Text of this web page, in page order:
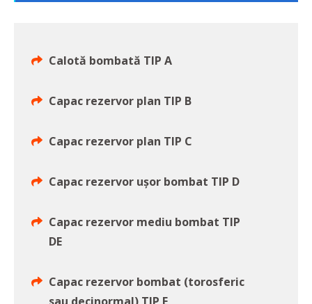
Calotă bombată TIP A
Capac rezervor plan TIP B
Capac rezervor plan TIP C
Capac rezervor uşor bombat TIP D
Capac rezervor mediu bombat TIP
DE
Capac rezervor bombat (torosferic